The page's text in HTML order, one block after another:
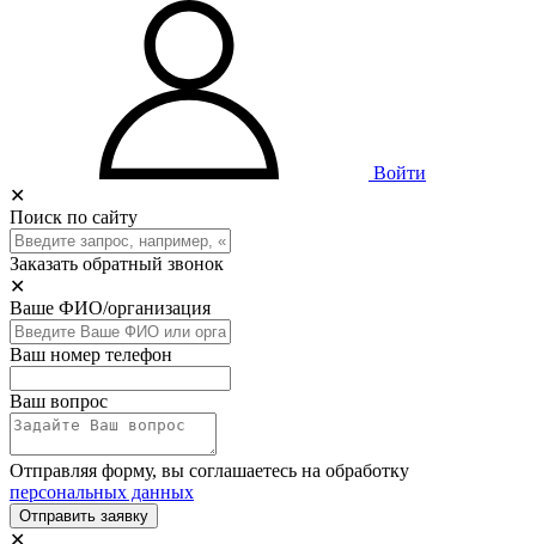
Войти
✕
Поиск по сайту
Заказать обратный звонок
✕
Ваше ФИО/организация
Ваш номер телефон
Ваш вопрос
Отправляя форму, вы соглашаетесь на обработку
персональных данных
Отправить заявку
✕